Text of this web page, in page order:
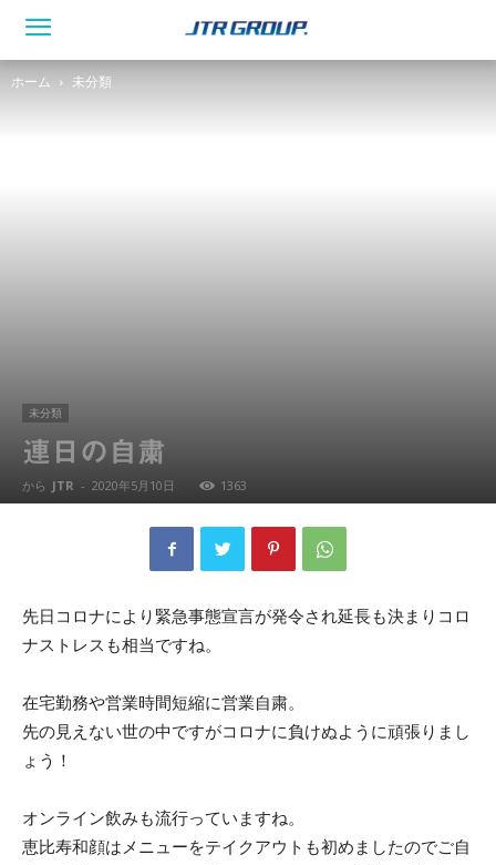
ホーム 未分類
未分類
連日の自粛
から JTR - 2020年5月10日 1363
先日コロナにより緊急事態宣言が発令され延長も決まりコロ
ナストレスも相当ですね。
在宅勤務や営業時間短縮に営業自粛。
先の見えない世の中ですがコロナに負けぬように頑張りまし
ょう！
オンライン飲みも流行っていますね。
恵比寿和顔はメニューをテイクアウトも初めましたのでご自